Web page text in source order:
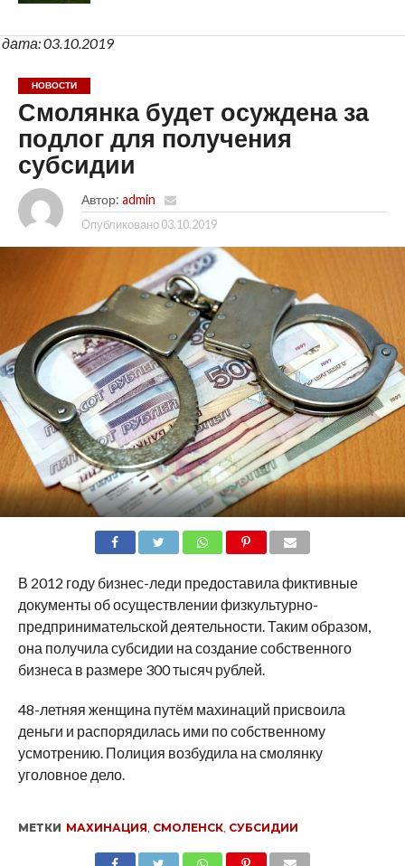
дата: 03.10.2019
НОВОСТИ
Смолянка будет осуждена за
подлог для получения
субсидии
Автор: admin
Опубликовано 03.10.2019
В 2012 году бизнес-леди предоставила фиктивные
документы об осуществлении физкультурно-
предпринимательской деятельности. Таким образом,
она получила субсидии на создание собственного
бизнеса в размере 300 тысяч рублей.
48-летняя женщина путём махинаций присвоила
деньги и распорядилась ими по собственному
усмотрению. Полиция возбудила на смолянку
уголовное дело.
МЕТКИ МАХИНАЦИЯ СМОЛЕНСК, СУБСИДИИ